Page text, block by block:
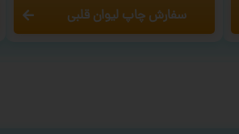
سفارش چاپ لیوان قلبی